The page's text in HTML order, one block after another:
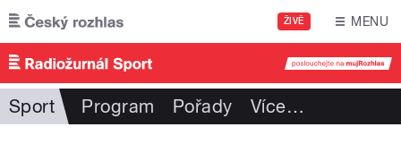
Přejít k hlavnímu obsahu
ŽIVĚ MENU
Sport Program Pořady Více…